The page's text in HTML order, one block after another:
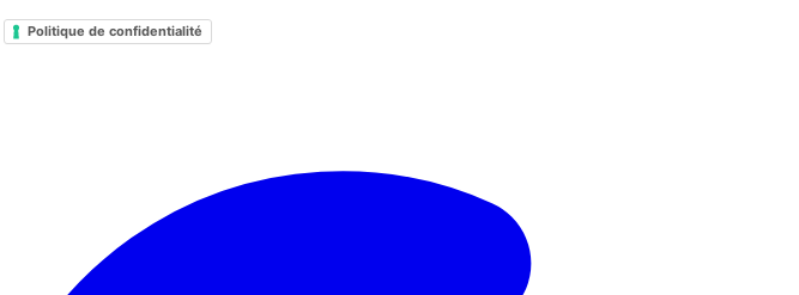
Politique de confidentialité